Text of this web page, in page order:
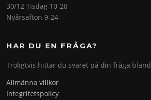
30/12 Tisdag 10-20
Nyårsafton 9-24
HAR DU EN FRÅGA?
Troligtvis hittar du svaret på din fråga bland
Allmänna villkor
Integritetspolicy